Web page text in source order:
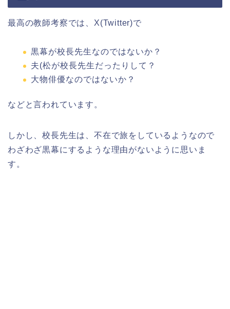
最高の教師考察では、X(Twitter)で
黒幕が校長先生なのではないか？
夫(松が校長先生だったりして？
大物俳優なのではないか？
などと言われています。
しかし、校長先生は、不在で旅をしているようなので
わざわざ黒幕にするような理由がないように思いま
す。